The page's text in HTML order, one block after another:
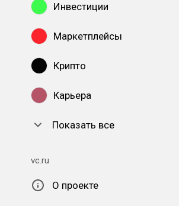
Инвестиции
Маркетплейсы
Крипто
Карьера
Показать все
vc.ru
О проекте